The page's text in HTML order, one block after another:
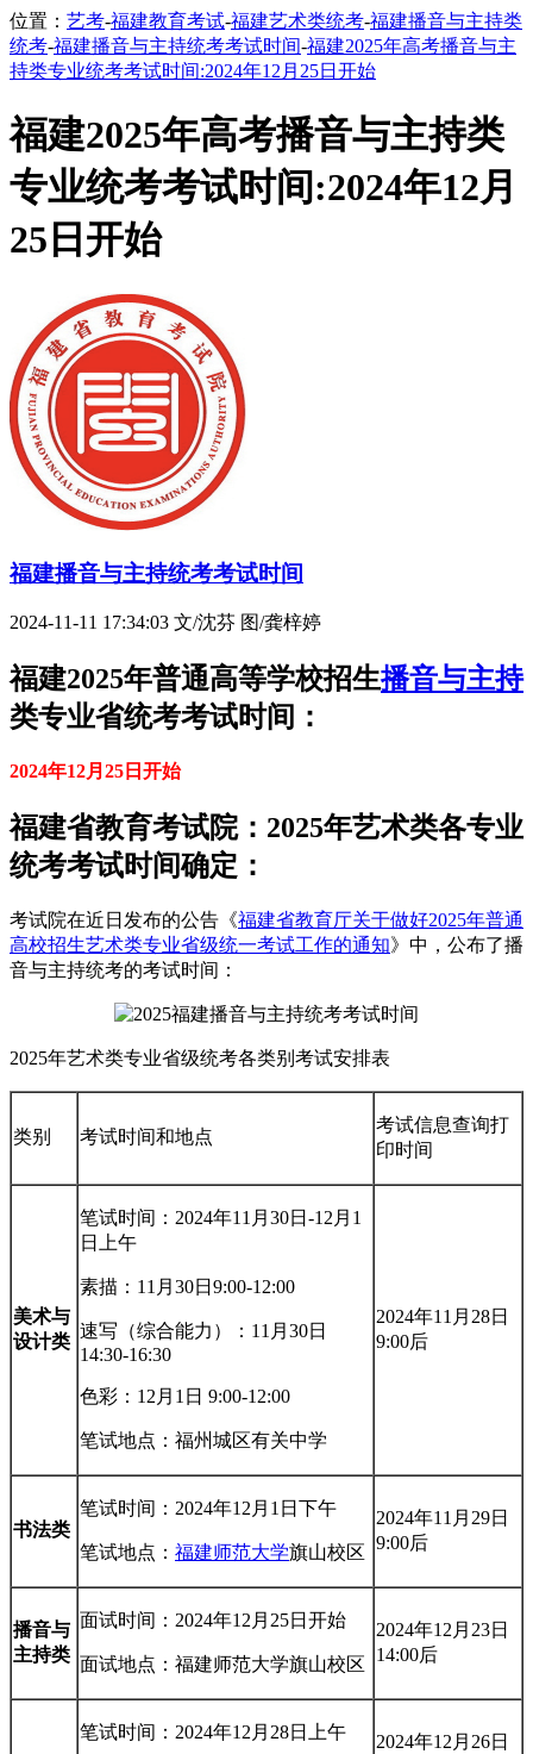
位置： 艺考-福建教育考试-福建艺术类统考-福建播音与主持类
统考-福建播音与主持统考考试时间-福建2025年高考播音与主
持类专业统考考试时间:2024年12月25日开始
福建2025年高考播音与主持类
专业统考考试时间:2024年12月
25日开始
福建播音与主持统考考试时间
2024-11-11 17:34:03 文/沈芬 图/龚梓婷
福建2025年普通高等学校招生播音与主持
类专业省统考考试时间：
2024年12月25日开始
福建省教育考试院：2025年艺术类各专业
统考考试时间确定：
考试院在近日发布的公告《福建省教育厅关于做好2025年普通
高校招生艺术类专业省级统一考试工作的通知》中，公布了播
音与主持统考的考试时间：
2025年艺术类专业省级统考各类别考试安排表
类别 考试时间和地点
考试信息查询打
印时间
美术与
设计类
笔试时间：2024年11月30日-12月1
日上午
素描：11月30日9:00-12:00
速写（综合能力）：11月30日
14:30-16:30
色彩：12月1日 9:00-12:00
笔试地点：福州城区有关中学
2024年11月28日
9:00后
书法类
笔试时间：2024年12月1日下午
笔试地点： 福建师范大学旗山校区
2024年11月29日
9:00后
播音与
主持类
面试时间：2024年12月25日开始
面试地点：福建师范大学旗山校区
2024年12月23日
14:00后
笔试时间：2024年12月28日上午
2024年12月26日